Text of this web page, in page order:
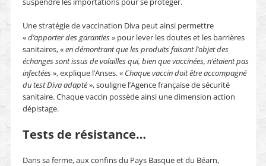
Une stratégie de vaccination Diva peut ainsi permettre
«d’apporter des garanties» pour lever les doutes et les barrières
sanitaires, «en démontrant que les produits faisant l’objet des
échanges sont issus de volailles qui, bien que vaccinées, n’étaient pas
infectées», explique l’Anses. « Chaque vaccin doit être accompagné
du test Diva adapté», souligne l’Agence française de sécurité
sanitaire. Chaque vaccin possède ainsi une dimension action
dépistage.
Tests de résistance…
Dans sa ferme, aux confins du Pays Basque et du Béarn,